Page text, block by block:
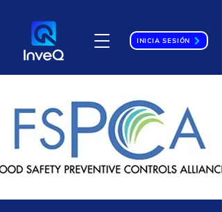
INICIA SESIÓN